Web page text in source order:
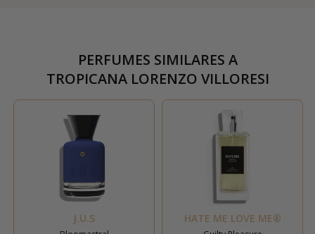
PERFUMES SIMILARES A
TROPICANA LORENZO VILLORESI
J.U.S HATE ME LOVE ME®